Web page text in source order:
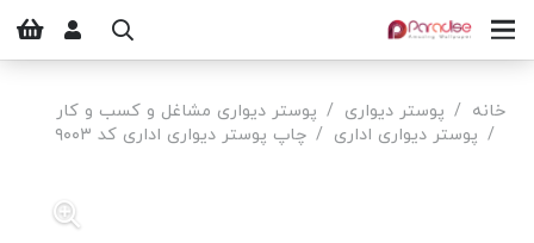
خانه / پوستر دیواری / پوستر دیواری مشاغل و کسب و کار
/ پوستر دیواری اداری / چاپ پوستر دیواری اداری کد ۹۰۰۳